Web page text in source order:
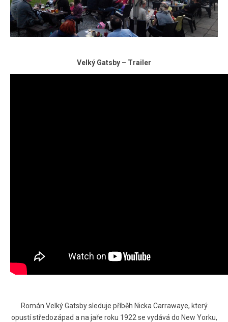
Velký Gatsby – Trailer
Román Velký Gatsby sleduje příběh Nicka Carrawaye, který
opustí středozápad a na jaře roku 1922 se vydává do New Yorku,